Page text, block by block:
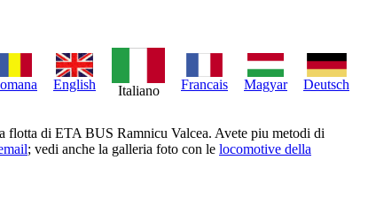
English Italiano Francais Magyar Deutsch
flotta di ETA BUS Ramnicu Valcea. Avete piu metodi di
; vedi anche la galleria foto con le locomotive della